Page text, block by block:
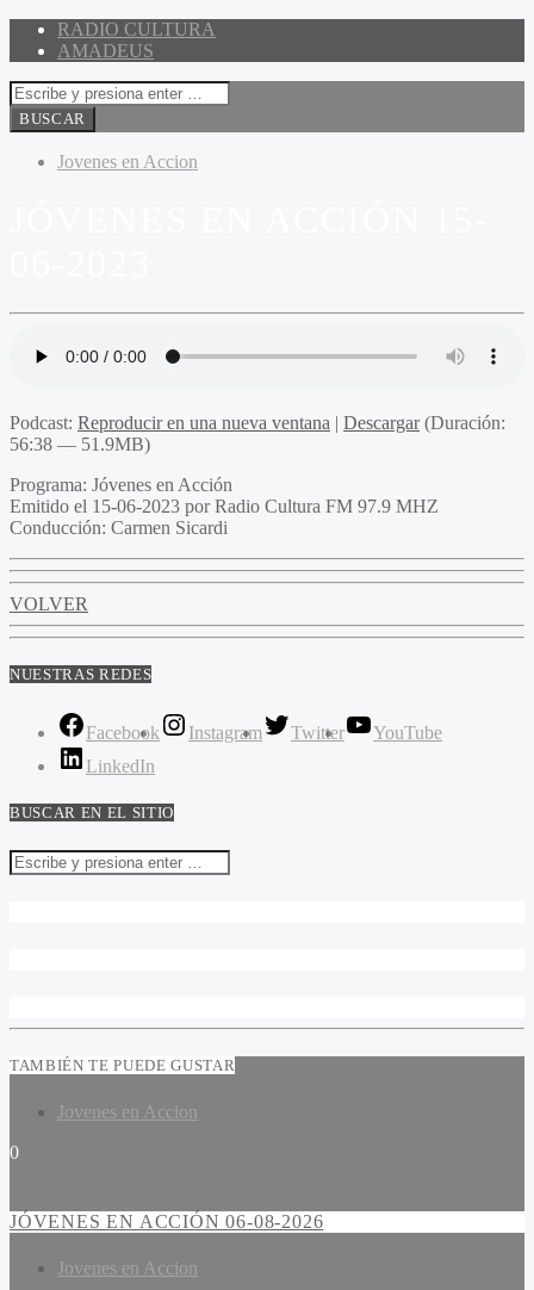
RADIO CULTURA
AMADEUS
Jovenes en Accion
Podcast: Reproducir en una nueva ventana | Descargar(Duración:
56:38 — 51.9MB)
Programa: Jóvenes en Acción
Emitido el 15-06-2023 por Radio Cultura FM 97.9 MHZ
Conducción: Carmen Sicardi
VOLVER
NUESTRAS REDES
Facebook Instagram Twitter
YouTube
LinkedIn
BUSCAR EN EL SITIO
TAMBIÉN TE PUEDE GUSTAR
Jovenes en Accion
0
JÓVENES EN ACCIÓN 06-08-2026
Jovenes en Accion